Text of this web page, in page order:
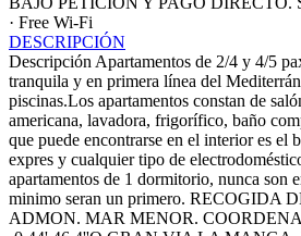
· Free Wi-Fi
DESCRIPCIÓN
Descripción Apartamentos de 2/4 y 4/5
tranquila y en primera línea del
piscinas.Los apartamentos constan de
americana, lavadora, frigorífico, baño
que puede encontrarse en el interior es el
expres y cualquier tipo de
apartamentos de 1 dormitorio, nunca son
minimo seran un primero. RECOGIDA
ADMON. MAR MENOR.